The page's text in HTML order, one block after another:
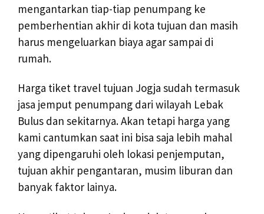
mengantarkan tiap-tiap penumpang ke
pemberhentian akhir di kota tujuan dan masih
harus mengeluarkan biaya agar sampai di
rumah.
Harga tiket travel tujuan Jogja sudah termasuk
jasa jemput penumpang dari wilayah Lebak
Bulus dan sekitarnya. Akan tetapi harga yang
kami cantumkan saat ini bisa saja lebih mahal
yang dipengaruhi oleh lokasi penjemputan,
tujuan akhir pengantaran, musim liburan dan
banyak faktor lainya.